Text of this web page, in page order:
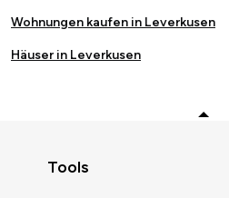
Wohnungen kaufen in Leverkusen
Häuser in Leverkusen
Tools